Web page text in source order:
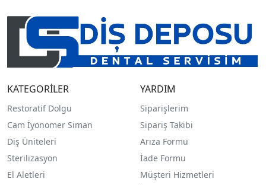
KATEGORİLER
Restoratif Dolgu
Cam İyonomer Siman
Diş Üniteleri
Sterilizasyon
El Aletleri
YARDIM
Siparişlerim
Sipariş Takibi
Arıza Formu
İade Formu
Müşteri Hizmetleri